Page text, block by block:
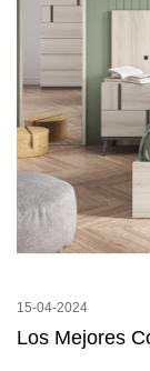
15-04-2024
Los Mejores